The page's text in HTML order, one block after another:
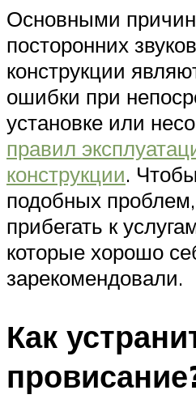
Основными
посторонних
конструкции
ошибки при
установке или
правил
конструкции.
подобных
прибегать к
которые хорошо
зарекомендовали.
Как